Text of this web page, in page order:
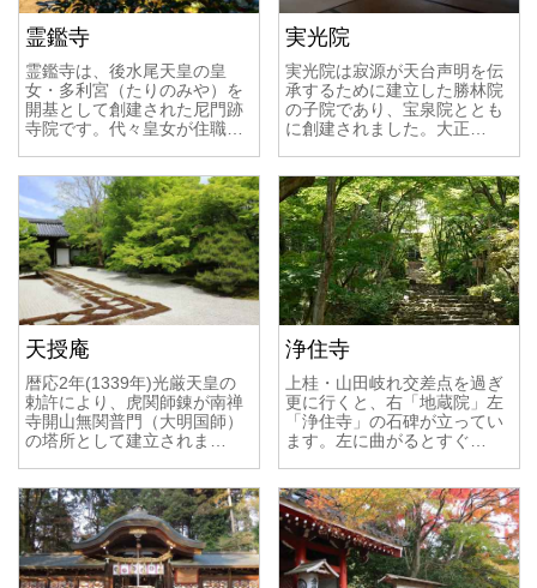
霊鑑寺
霊鑑寺は、後水尾天皇の皇
女・多利宮（たりのみや）を
開基として創建された尼門跡
寺院です。代々皇女が住職…
実光院
実光院は寂源が天台声明を伝
承するために建立した勝林院
の子院であり、宝泉院ととも
に創建されました。大正…
天授庵
暦応2年(1339年)光厳天皇の
勅許により、虎関師錬が南禅
寺開山無関普門（大明国師）
の塔所として建立されま…
浄住寺
上桂・山田岐れ交差点を過ぎ
更に行くと、右「地蔵院」左
「浄住寺」の石碑が立ってい
ます。左に曲がるとすぐ…